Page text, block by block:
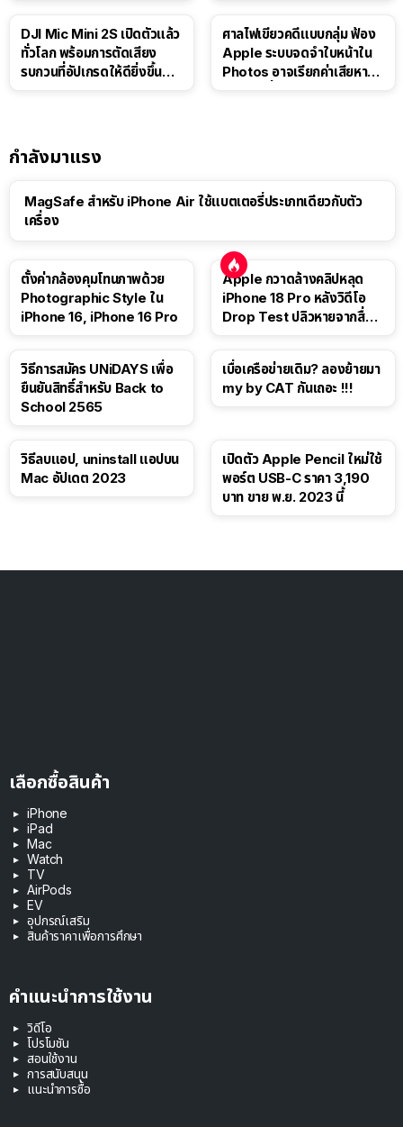
DJI Mic Mini 2S เปิดตัวแล้ว
ทั่วโลก พร้อมการตัดเสียง
รบกวนที่อัปเกรดให้ดียิ่งขึ้น
ศาลไฟเขียวคดีแบบกลุ่ม ฟ้อง
Apple ระบบจดจำใบหน้าใน
Photos อาจเรียกค่าเสียหาย
กำลังมาแรง
MagSafe สำหรับ iPhone Air ใช้แบตเตอรี่ประเภทเดียวกับตัว
เครื่อง
ตั้งค่ากล้องคุมโทนภาพด้วย
Photographic Style ใน
iPhone 16, iPhone 16 Pro
Apple กวาดล้างคลิปหลุด
iPhone 18 Pro หลังวิดีโอ
Drop Test ปลิวหายจากสื่อ
วิธีการสมัคร UNiDAYS เพื่อ
ยืนยันสิทธิ์สำหรับ Back to
School 2565
เบื่อเครือข่ายเดิม? ลองย้ายมา
my by CAT กันเถอะ !!!
วิธีลบแอป, uninstall แอปบน
Mac อัปเดต 2023
เปิดตัว Apple Pencil ใหม่ใช้
พอร์ต USB-C ราคา 3,190
บาท ขาย พ.ย. 2023 นี้
เลือกซื้อสินค้า
iPhone
iPad
Mac
Watch
TV
AirPods
EV
อุปกรณ์เสริม
สินค้าราคาเพื่อการศึกษา
คำแนะนำการใช้งาน
วิดีโอ
โปรโมชัน
สอนใช้งาน
การสนับสนุน
แนะนำการซื้อ